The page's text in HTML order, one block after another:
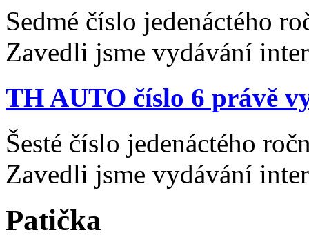
Sedmé číslo jedenáctého
Zavedli jsme vydávání
TH AUTO číslo 6 právě
Šesté číslo jedenáctého
Zavedli jsme vydávání
Patička